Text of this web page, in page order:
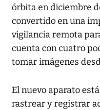
órbita en diciembre
convertido en una
vigilancia remota
cuenta con cuatro
tomar imágenes
El nuevo aparato
rastrear y registrar